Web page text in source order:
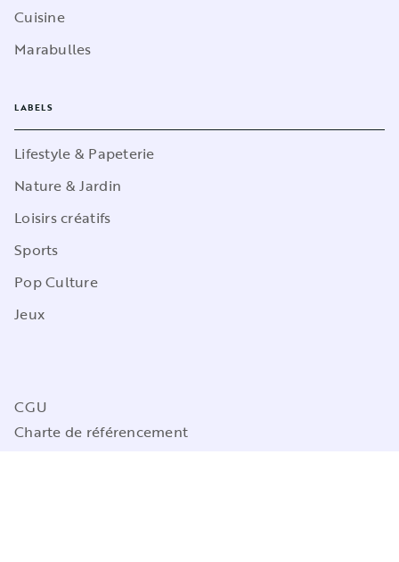
Cuisine
Marabulles
LABELS
Lifestyle & Papeterie
Nature & Jardin
Loisirs créatifs
Sports
Pop Culture
Jeux
CGU
Charte de référencement